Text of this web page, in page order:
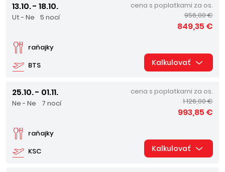
13.10. - 18.10.
Ut - Ne 5 nocí
BTS
raňajky
cena s poplatkami za os.
956,00 €
849,35 €
Kalkulovať
25.10. - 01.11.
Ne - Ne 7 nocí
KSC
raňajky
cena s poplatkami za os.
1 126,00 €
993,85 €
Kalkulovať